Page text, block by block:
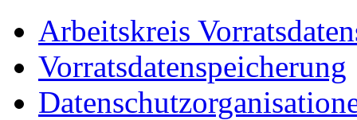
Arbeitskreis
Vorratsdatenspeicherung